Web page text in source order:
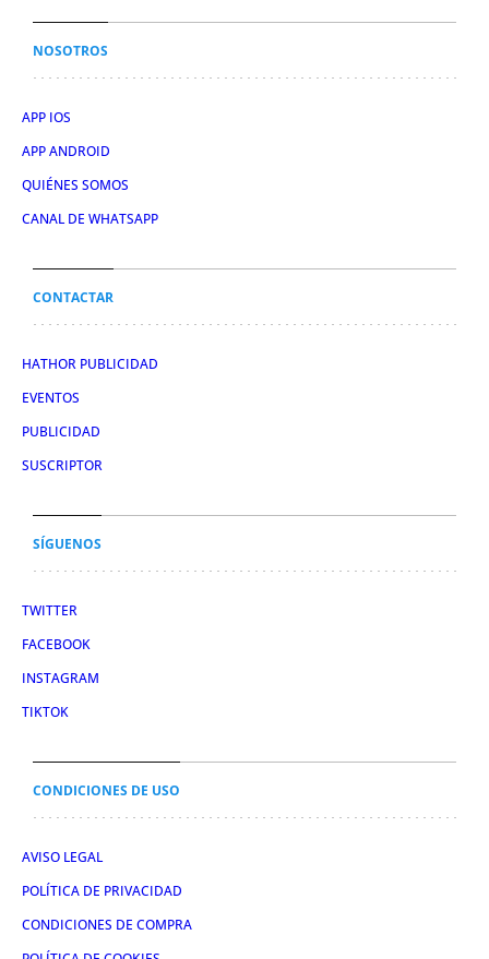
NOSOTROS
APP IOS
APP ANDROID
QUIÉNES SOMOS
CANAL DE WHATSAPP
CONTACTAR
HATHOR PUBLICIDAD
EVENTOS
PUBLICIDAD
SUSCRIPTOR
SÍGUENOS
TWITTER
FACEBOOK
INSTAGRAM
TIKTOK
CONDICIONES DE USO
AVISO LEGAL
POLÍTICA DE PRIVACIDAD
CONDICIONES DE COMPRA